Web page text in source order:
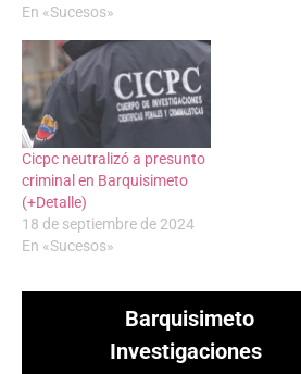
En «Sucesos»
Cicpc neutralizó a presunto
criminal en Barquisimeto
(+Detalle)
18 de septiembre de 2024
En «Sucesos»
Barquisimeto
Investigaciones